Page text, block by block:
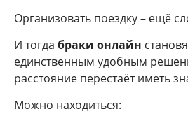
Организовать поездку – ещё
И тогда браки онлайн
единственным удобным
расстояние перестаёт иметь
Можно находиться: